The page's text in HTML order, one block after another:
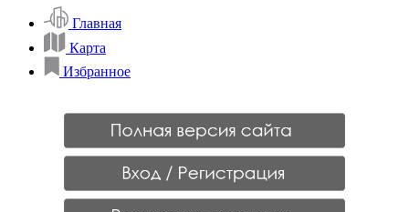
Главная
Карта
Избранное